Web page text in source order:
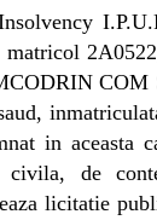
matricol
COM
in aceasta
de
licitatie